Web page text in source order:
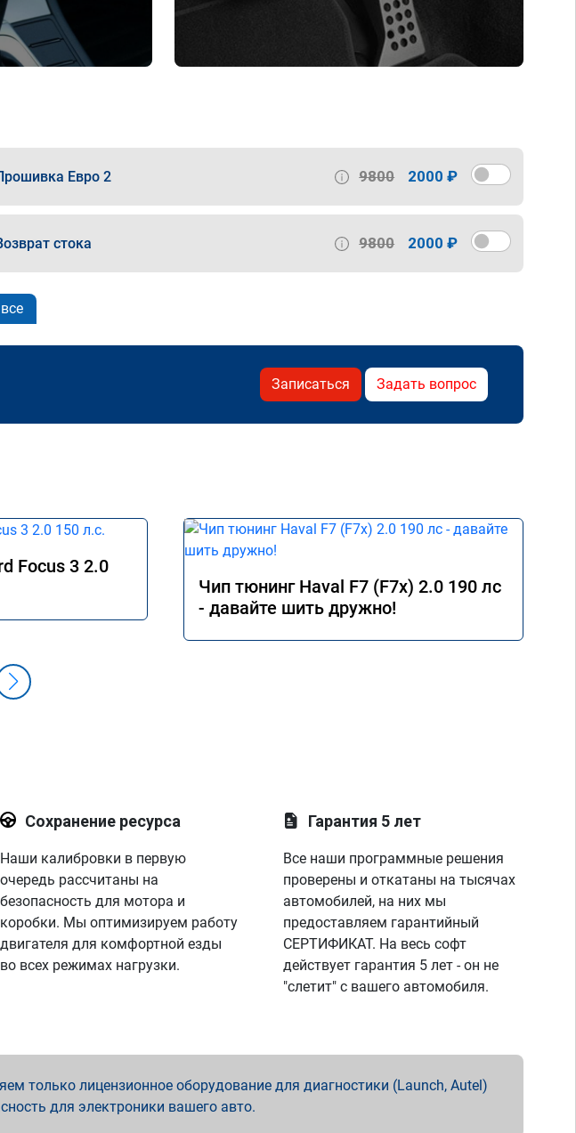
Евро 2 9800 2000 ₽
стока 9800 2000 ₽
Записаться Задать вопрос
Focus 3 2.0
Чип тюнинг Haval F7 (F7x) 2.0 190 лс
- давайте шить дружно!
Сохранение ресурса
Наши калибровки в первую
очередь рассчитаны на
безопасность для мотора и
коробки. Мы оптимизируем работу
двигателя для комфортной езды
во всех режимах нагрузки.
Гарантия 5 лет
Все наши программные решения
проверены и откатаны на тысячах
автомобилей, на них мы
предоставляем гарантийный
СЕРТИФИКАТ. На весь софт
действует гарантия 5 лет - он не
"слетит" с вашего автомобиля.
только лицензионное оборудование для диагностики (Launch, Autel)
для электроники вашего авто.